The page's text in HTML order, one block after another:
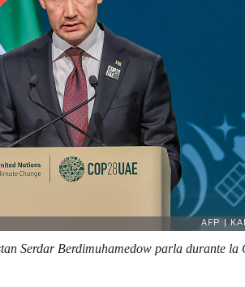
Serdar Berdimuhamedow parla durante